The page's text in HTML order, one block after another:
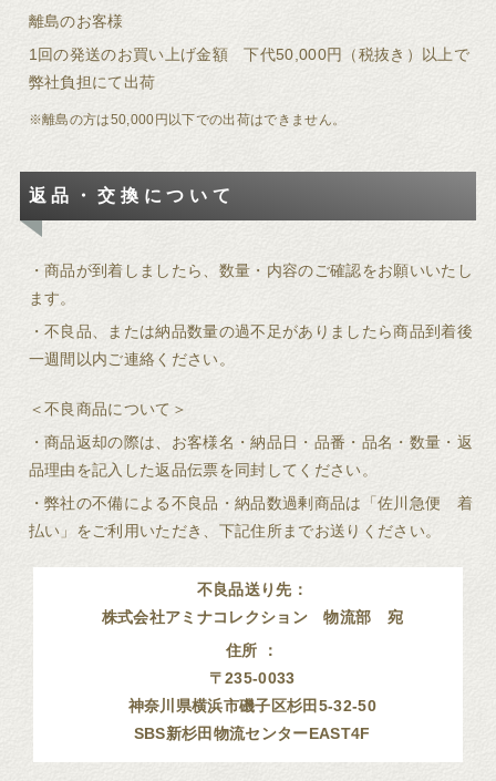
離島のお客様
1回の発送のお買い上げ金額 下代50,000円（税抜き）以上で
弊社負担にて出荷
※離島の方は50,000円以下での出荷はできません。
返品・交換について
・商品が到着しましたら、数量・内容のご確認をお願いいたし
ます。
・不良品、または納品数量の過不足がありましたら商品到着後
一週間以内ご連絡ください。
＜不良商品について＞
・商品返却の際は、お客様名・納品日・品番・品名・数量・返
品理由を記入した返品伝票を同封してください。
・弊社の不備による不良品・納品数過剰商品は「佐川急便 着
払い」をご利用いただき、下記住所までお送りください。
不良品送り先：
株式会社アミナコレクション 物流部 宛
住所 ：
〒235-0033
神奈川県横浜市磯子区杉田5-32-50
SBS新杉田物流センターEAST4F